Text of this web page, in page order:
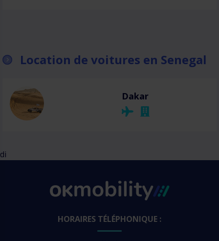
Location de voitures en Senegal
Dakar
di
HORAIRES TÉLÉPHONIQUE :